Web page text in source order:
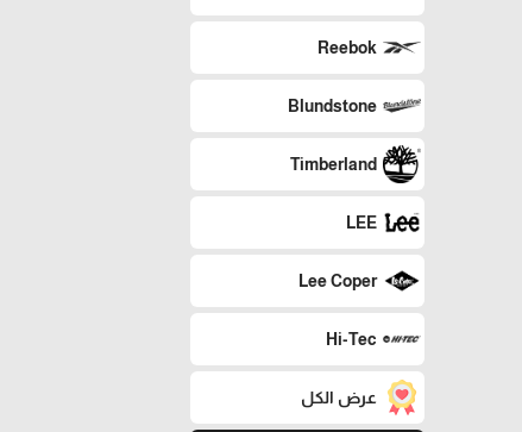
Reebok
Blundstone
Timberland
LEE
Lee Coper
Hi-Tec
عرض الكل